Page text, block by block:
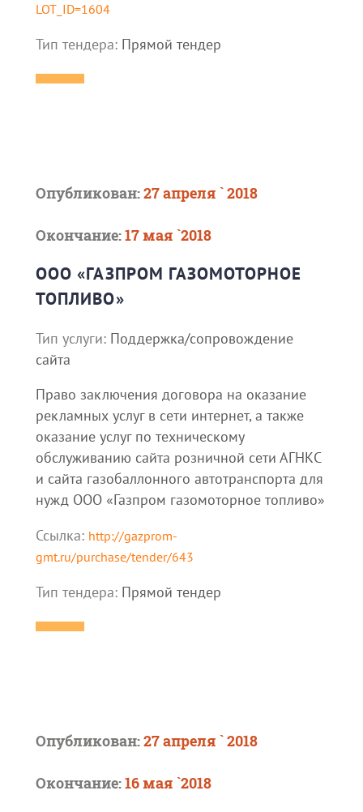
LOT_ID=1604
Тип тендера: Прямой тендер
Опубликован:27 апреля ` 2018
Окончание:17 мая `2018
ООО «ГАЗПРОМ ГАЗОМОТОРНОЕ
ТОПЛИВО»
Тип услуги: Поддержка/сопровождение
сайта
Право заключения договора на оказание
рекламных услуг в сети интернет, а также
оказание услуг по техническому
обслуживанию сайта розничной сети АГНКС
и сайта газобаллонного автотранспорта для
нужд ООО «Газпром газомоторное топливо»
Ссылка: http://gazprom-
gmt.ru/purchase/tender/643
Тип тендера: Прямой тендер
Опубликован:27 апреля ` 2018
Окончание:16 мая `2018